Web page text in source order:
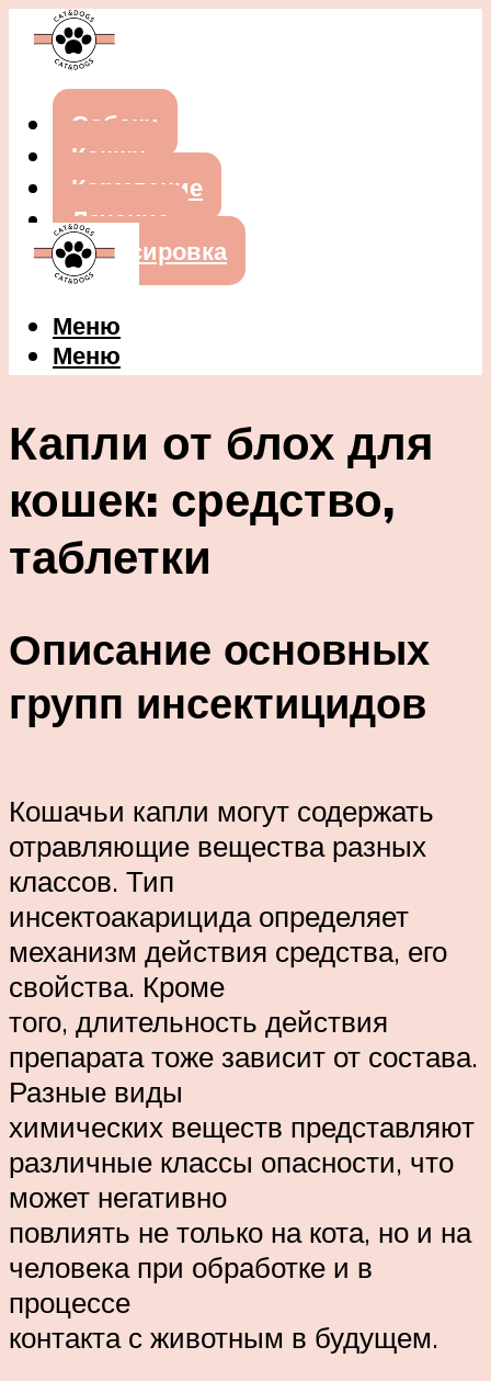
Собаки
Кошки
Кормление
Лечение
Дрессировка
Меню
Меню
Капли от блох для
кошек: средство,
таблетки
Описание основных
групп инсектицидов
Кошачьи капли могут содержать
отравляющие вещества разных
классов. Тип
инсектоакарицида определяет
механизм действия средства, его
свойства. Кроме
того, длительность действия
препарата тоже зависит от состава.
Разные виды
химических веществ представляют
различные классы опасности, что
может негативно
повлиять не только на кота, но и на
человека при обработке и в
процессе
контакта с животным в будущем.